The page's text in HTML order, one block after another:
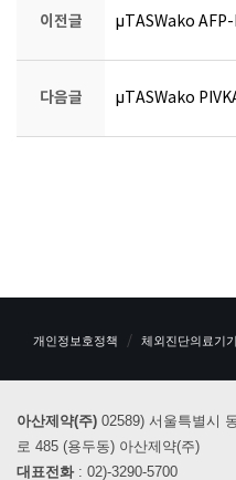
이전글 μTASWako
다음글 μTASWako
개인정보호정책 체외진단의료기
아산제약(주) 02589) 서울특별시
로 485 (용두동) 아산제약(주)
대표전화: 02)-3290-5700